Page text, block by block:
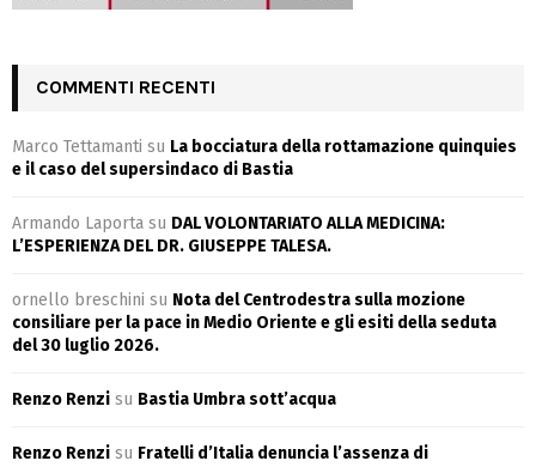
COMMENTI RECENTI
Marco Tettamanti su La bocciatura della rottamazione quinquies
e il caso del supersindaco di Bastia
Armando Laporta su DAL VOLONTARIATO ALLA MEDICINA:
L’ESPERIENZA DEL DR. GIUSEPPE TALESA.
ornello breschini su Nota del Centrodestra sulla mozione
consiliare per la pace in Medio Oriente e gli esiti della seduta
del 30 luglio 2026.
Renzo Renzi su Bastia Umbra sott’acqua
Renzo Renzi su Fratelli d’Italia denuncia l’assenza di